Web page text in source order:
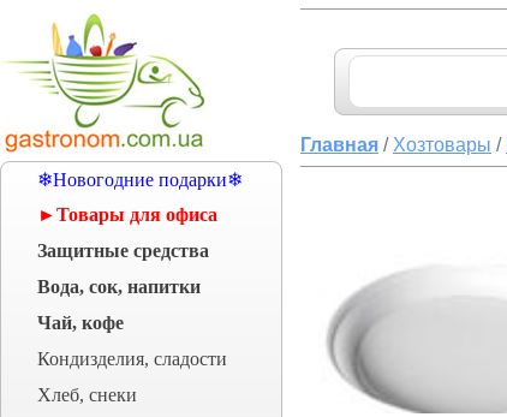
❄Новогодние подарки❄
►Товары для офиса
Защитные средства
Вода, сок, напитки
Чай, кофе
Кондизделия, сладости
Хлеб, снеки
Главная / Хозтовары /